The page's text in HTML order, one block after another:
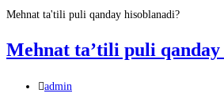
Mehnat ta'tili puli qanday hisoblanadi?
Mehnat ta’tili puli qanday
Автор
admin